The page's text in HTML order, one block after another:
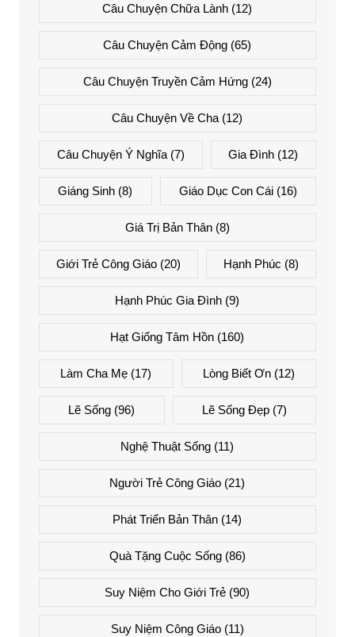
Câu Chuyện Chữa Lành (12)
Câu Chuyện Cảm Động (65)
Câu Chuyện Truyền Cảm Hứng(24)
Câu Chuyện Về Cha (12)
Câu Chuyện Ý Nghĩa(7) Gia Đình (12)
Giáng Sinh (8) Giáo Dục Con Cái(16)
Giá Trị Bản Thân(8)
Giới Trẻ Công Giáo(20) Hạnh Phúc (8)
Hạnh Phúc Gia Đình (9)
Hạt Giống Tâm Hồn (160)
Làm Cha Mẹ (17) Lòng Biết Ơn(12)
Lẽ Sống (96) Lẽ Sống Đẹp(7)
Nghệ Thuật Sống (11)
Người Trẻ Công Giáo (21)
Phát Triển Bản Thân (14)
Quà Tặng Cuộc Sống(86)
Suy Niệm Cho Giới Trẻ (90)
Suy Niệm Công Giáo(11)